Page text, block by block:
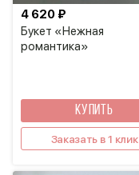
Букет «Нежная
романтика»
4 620 ₽
КУПИТЬ
Заказать в 1 клик